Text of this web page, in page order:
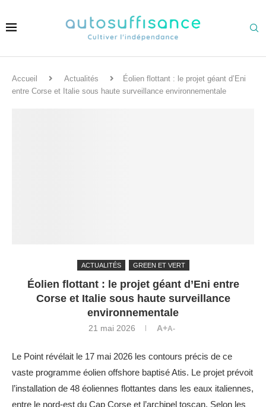
Accueil Actualités
Éolien flottant : le projet géant d’Eni
entre Corse et Italie sous haute surveillance environnementale
ACTUALITÉS GREEN ET VERT
Éolien flottant : le projet géant d’Eni entre
Corse et Italie sous haute surveillance
environnementale
21 mai 2026 A+A-
Le Point révélait le 17 mai 2026 les contours précis de ce
vaste programme éolien offshore baptisé Atis. Le projet prévoit
l’installation de 48 éoliennes flottantes dans les eaux italiennes,
entre le nord-est du Cap Corse et l’archipel toscan. Selon les